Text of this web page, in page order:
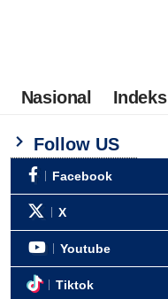
Nasional Indeks
Follow US
Facebook
X
Youtube
Tiktok